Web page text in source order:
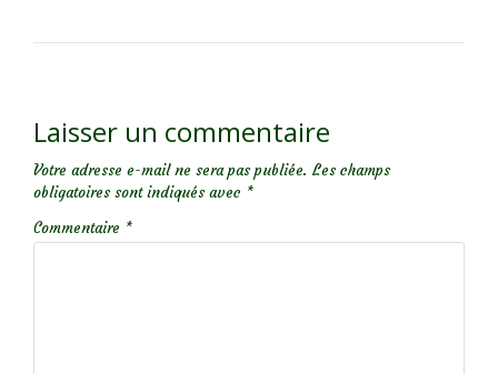
Laisser un commentaire
Votre adresse e-mail ne sera pas publiée. Les champs
obligatoires sont indiqués avec *
Commentaire *